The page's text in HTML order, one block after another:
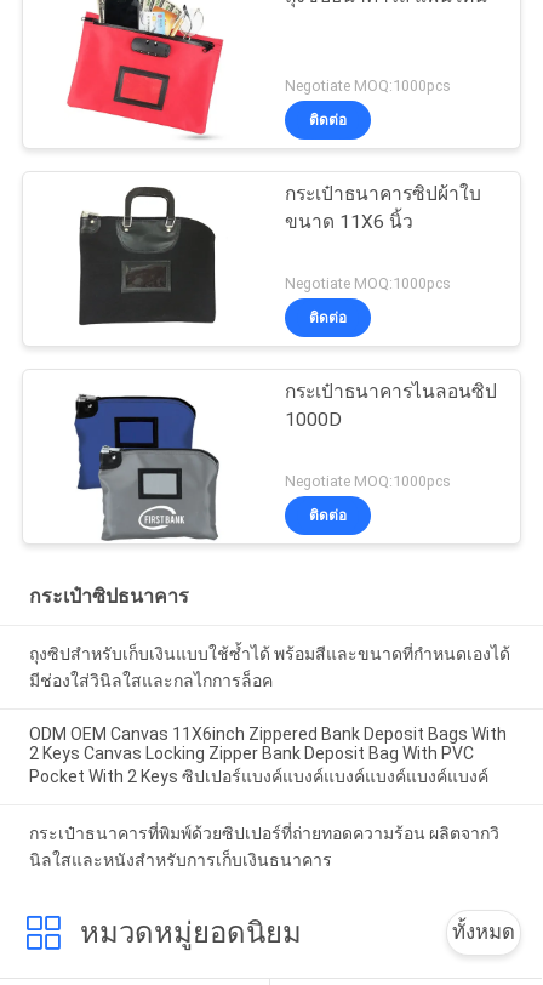
Negotiate MOQ:1000pcs
ติดต่อ
กระเป๋าธนาคารซิปผ้าใบ
ขนาด 11X6 นิ้ว
Negotiate MOQ:1000pcs
ติดต่อ
กระเป๋าธนาคารไนลอนซิป
1000D
Negotiate MOQ:1000pcs
ติดต่อ
กระเป๋าซิปธนาคาร
ถุงซิปสำหรับเก็บเงินแบบใช้ซ้ำได้ พร้อมสีและขนาดที่กำหนดเองได้
มีช่องใส่วินิลใสและกลไกการล็อค
ODM OEM Canvas 11X6inch Zippered Bank Deposit Bags With
2 Keys Canvas Locking Zipper Bank Deposit Bag With PVC
Pocket With 2 Keys ซิปเปอร์แบงค์แบงค์แบงค์แบงค์แบงค์แบงค์
กระเป๋าธนาคารที่พิมพ์ด้วยซิปเปอร์ที่ถ่ายทอดความร้อน ผลิตจากวิ
นิลใสและหนังสําหรับการเก็บเงินธนาคาร
หมวดหมู่ยอดนิยม ทั้งหมด